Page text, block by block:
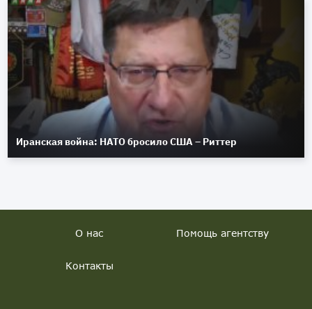
Иранская война: НАТО бросило США – Риттер
О нас Помощь агентству
Контакты